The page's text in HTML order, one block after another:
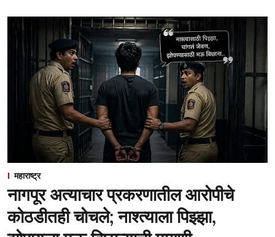
महाराष्ट्र
नागपूर अत्याचार प्रकरणातील आरोपीचे
कोठडीतही चोचले; नाश्त्याला पिझ्झा,